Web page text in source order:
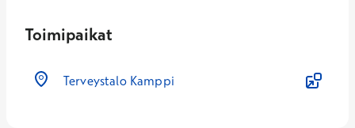
Toimipaikat
Terveystalo Kamppi